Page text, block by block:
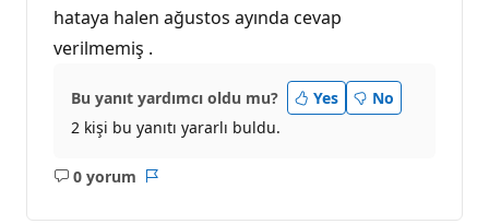
hataya halen ağustos ayında cevap
verilmemiş .
Bu yanıt yardımcı oldu mu? Yes
No
2 kişi bu yanıtı yararlı buldu.
0 yorum
Açıklama